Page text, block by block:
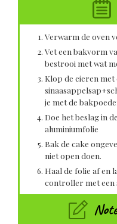
Verwarm de oven
Vet een bakvorm
bestrooi met wat
Klop de eieren met
je met de
Doe het beslag in
aluminiumfolie
Bak de cake
niet open doen.
Haal de folie af en
controller met een